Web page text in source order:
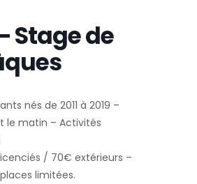
Stage de
nés de 2011 à 2019 –
le matin – Activités
/ 70€ extérieurs –
limitées.